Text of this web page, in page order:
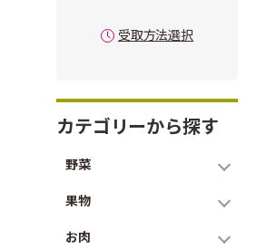
受取方法選択
カテゴリーから探す
野菜
果物
お肉